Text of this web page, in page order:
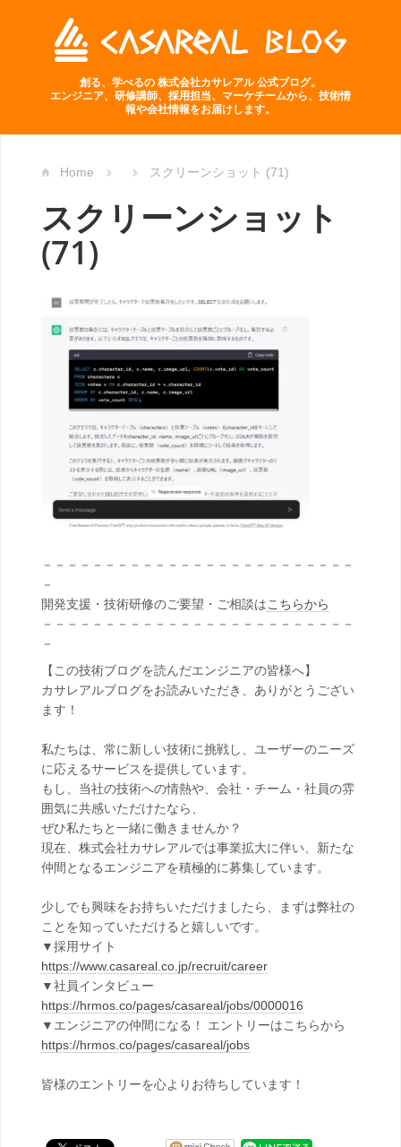
創る、学べるの 株式会社カサレアル 公式ブログ。
エンジニア、研修講師、採用担当、マーケチームから、技術情
報や会社情報をお届けします。
Home スクリーンショット (71)
スクリーンショット
(71)
－－－－－－－－－－－－－－－－－－－－－－－－－
－
開発支援・技術研修のご要望・ご相談はこちらから
－－－－－－－－－－－－－－－－－－－－－－－－－
－
【この技術ブログを読んだエンジニアの皆様へ】
カサレアルブログをお読みいただき、ありがとうござい
ます！
私たちは、常に新しい技術に挑戦し、ユーザーのニーズ
に応えるサービスを提供しています。
もし、当社の技術への情熱や、会社・チーム・社員の雰
囲気に共感いただけたなら、
ぜひ私たちと一緒に働きませんか？
現在、株式会社カサレアルでは事業拡大に伴い、新たな
仲間となるエンジニアを積極的に募集しています。
少しでも興味をお持ちいただけましたら、まずは弊社の
ことを知っていただけると嬉しいです。
▼採用サイト
https://www.casareal.co.jp/recruit/career
▼社員インタビュー
https://hrmos.co/pages/casareal/jobs/0000016
▼エンジニアの仲間になる！ エントリーはこちらから
https://hrmos.co/pages/casareal/jobs
皆様のエントリーを心よりお待ちしています！